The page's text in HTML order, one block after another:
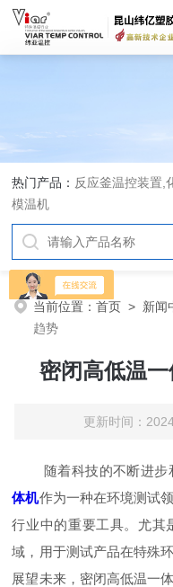
热门产品： 反应釜温控装置,
模温机
当前位置：首页 > 新闻
趋势
密闭高低温
更新时间：
随着科技的不断进步
体机作为一种在环境测试
行业中的重要工具。尤其
域，用于测试产品在特殊
展望未来，密闭高低温一